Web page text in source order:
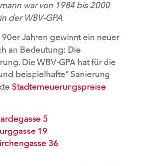
war von 1984 bis 2000
der WBV-GPA
Jahren gewinnt ein neuer
an Bedeutung: Die
Die WBV-GPA hat für die
beispielhafte“ Sanierung
Stadterneuerungspreise
5
19
36